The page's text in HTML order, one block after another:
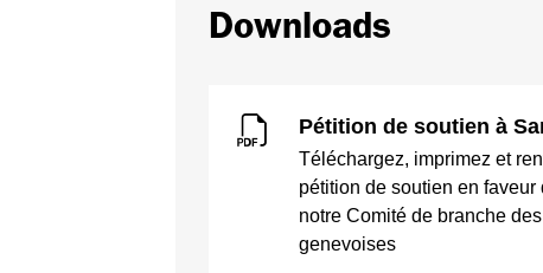
Downloads
Pétition de soutien à
Téléchargez, imprimez et
pétition de soutien en
notre Comité de branche
genevoises